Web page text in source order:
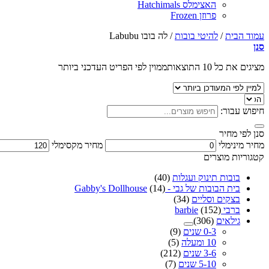
האצימלס Hatchimals
פרוזן Frozen
עמוד הבית / להיטי בובות / לה בובו Labubu
סנן
מציגים את כל ⁦10⁩ התוצאות
ממוין לפי הפריט העדכני ביותר
חיפוש עבור:
סנן לפי מחיר
מחיר מינימלי
מחיר מקסימלי
קטגוריות מוצרים
בובות תינוק ועגלות (40)
בית הבובות של גבי - Gabby's Dollhouse (14)
בצקים וסליים (34)
ברבי barbie (152)
גילאים (306)
0-3 שנים
(9)
10 ומעלה
(5)
3-6 שנים
(212)
5-10 שנים
(7)